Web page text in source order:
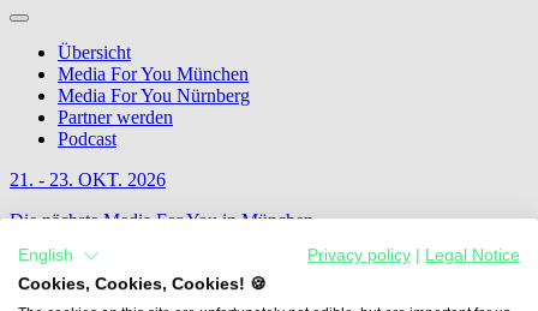
Übersicht
Media For You München
Media For You Nürnberg
Partner werden
Podcast
21. - 23. OKT. 2026
Die nächste Media For You in München
Jetzt Informieren
English Privacy policy
Legal Notice
Cookies, Cookies, Cookies! 🍪